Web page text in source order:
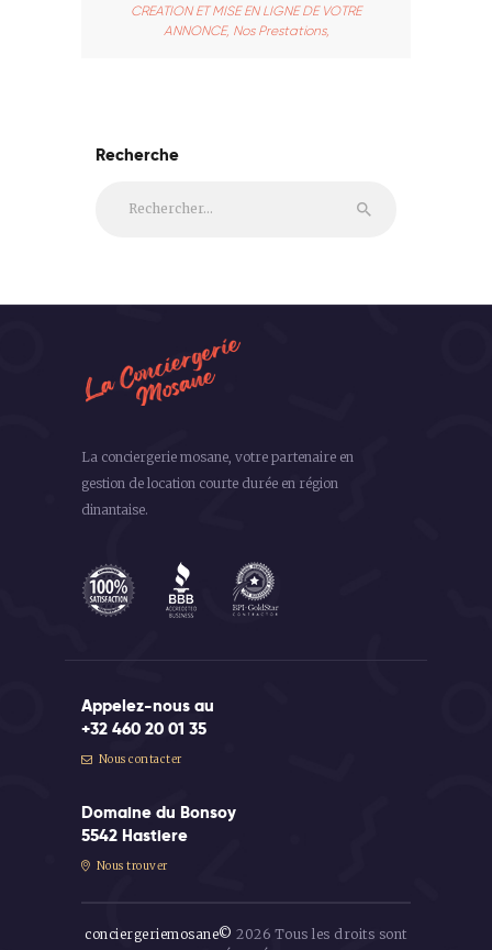
CREATION ET MISE EN LIGNE DE VOTRE
ANNONCE, Nos Prestations,
Recherche
La conciergerie mosane, votre partenaire en
gestion de location courte durée en région
dinantaise.
Appelez-nous au
+32 460 20 01 35
Nous contacter
Domaine du Bonsoy
5542 Hastiere
Nous trouver
conciergeriemosane© 2026 Tous les droits sont